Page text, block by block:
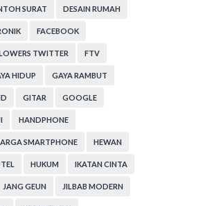
SURAT DESAIN RUMAH
FACEBOOK
TWITTER FTV
HIDUP GAYA RAMBUT
GITAR GOOGLE
HANDPHONE
SMARTPHONE HEWAN
HUKUM IKATAN CINTA
JANG GEUN JILBAB MODERN